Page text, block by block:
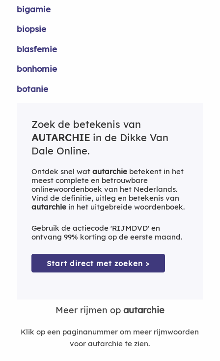
bigamie
biopsie
blasfemie
bonhomie
botanie
Zoek de betekenis van
AUTARCHIEin de Dikke Van
Dale Online.
Ontdek snel wat autarchiebetekent in het
meest complete en betrouwbare
onlinewoordenboek van het Nederlands.
Vind de definitie, uitleg en betekenis van
autarchiein het uitgebreide woordenboek.
Gebruik de actiecode 'RIJMDVD' en
ontvang 99% korting op de eerste maand.
Start direct met zoeken >
Meer rijmen op autarchie
Klik op een paginanummer om meer rijmwoorden
voor autarchie te zien.